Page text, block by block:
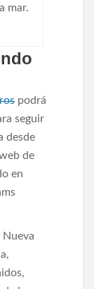
mar.
podrá
seguir
desde
de
en